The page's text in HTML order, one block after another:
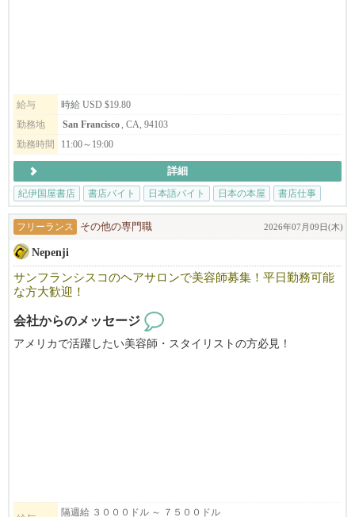
給与
時給 USD $19.80
勤務地
San Francisco , CA, 94103
勤務時間
11:00～19:00
詳細
紀伊国屋書店
書店バイト 日本語バイト 日本の本屋 書店仕事
フリーランス その他の専門職 2026年07月09日(木)
Nepenji
サンフランシスコのヘアサロンで美容師募集！平日勤務可能
な方大歓迎！
会社からのメッセージ
アメリカで活躍したい美容師・スタイリストの方必見！
すぐに稼げるようになりますよ。
隔週給 ３０００ドル ～ ７５００ドル